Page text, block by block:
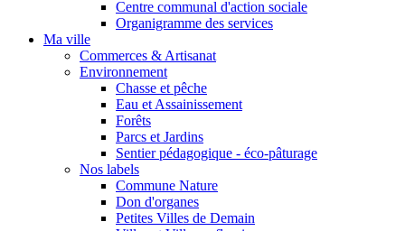
Centre communal d'action sociale
Organigramme des services
Ma ville
Commerces & Artisanat
Environnement
Chasse et pêche
Eau et Assainissement
Forêts
Parcs et Jardins
Sentier pédagogique - éco-pâturage
Nos labels
Commune Nature
Don d'organes
Petites Villes de Demain